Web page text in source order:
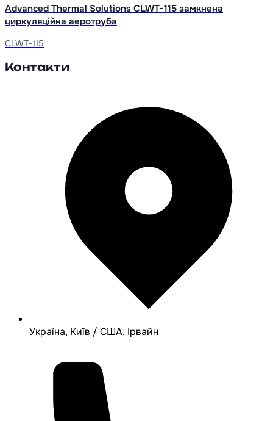
Advanced Thermal Solutions CLWT-115 замкнена
циркуляційна аеротруба
CLWT-115
Контакти
Україна, Київ / США, Ірвайн